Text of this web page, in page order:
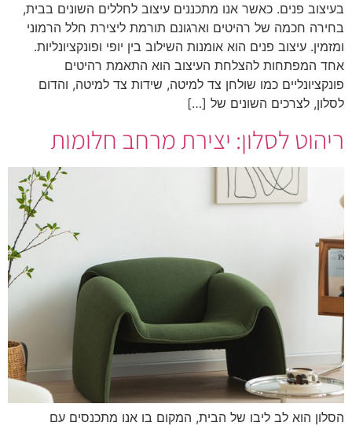
בעיצוב פנים. כאשר אנו מתכננים עיצוב לחללים השונים בבית,
בחירה חכמה של רהיטים וארגונם תורמת ליצירת חלל הרמוני
ומזמין. עיצוב פנים הוא אומנות השילוב בין יופי ופונקציונליות.
אחד המפתחות להצלחת העיצוב הוא התאמת רהיטים
פונקציונליים כמו שולחן צד למיטה, שידות צד למיטה, והדום
לסלון, לצרכים השונים של […]
ריהוט לסלון: יצירת מרחב חלומות
הסלון הוא לב ליבו של הבית, המקום בו אנו מתכנסים עם